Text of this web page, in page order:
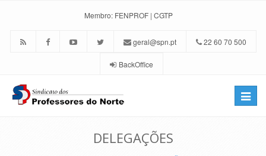
Membro: FENPROF | CGTP
geral@spn.pt 22 60 70 500
BackOffice
Toggle
DELEGAÇÕES